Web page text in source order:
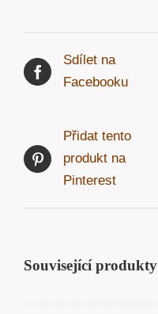
Sdílet na
Facebooku
Přidat tento
produkt na
Pinterest
Související produkty